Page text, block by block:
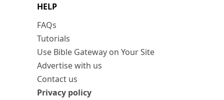
HELP
FAQs
Tutorials
Use Bible Gateway on Your Site
Advertise with us
Contact us
Privacy policy